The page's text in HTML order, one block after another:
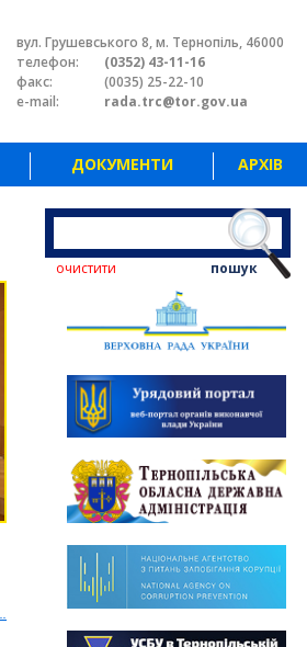
вул. Грушевського 8, м. Тернопіль, 46000
телефон:
(0352) 43-11-16
факс:
(0035) 25-22-10
e-mail:
rada.trc@tor.gov.ua
ДОКУМЕНТИ АРХІВ
пошук
очистити